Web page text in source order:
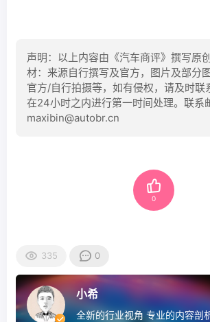
声明：以上内容由《汽车商评》撰写原
材：来源自行撰写及官方，图片及部分
官方/自行拍摄等，如有侵权，请及时联
在24小时之内进行第一时间处理。联系
maxibin@autobr.cn
0
335 0
小希
全新的行业视角 专业的内容剖